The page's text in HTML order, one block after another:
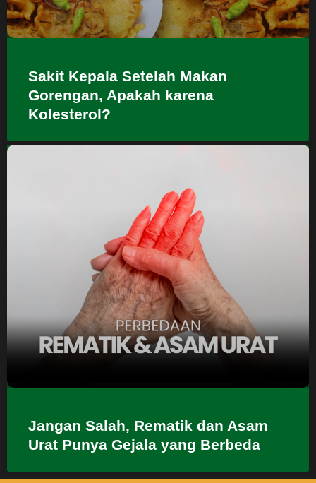
Sakit Kepala Setelah Makan
Gorengan, Apakah karena
Kolesterol?
Jangan Salah, Rematik dan Asam
Urat Punya Gejala yang Berbeda